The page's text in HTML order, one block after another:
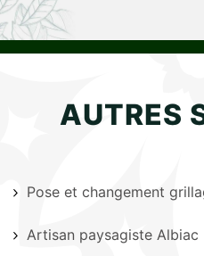
AUTRES
Pose et changement
Artisan paysagiste Albiac